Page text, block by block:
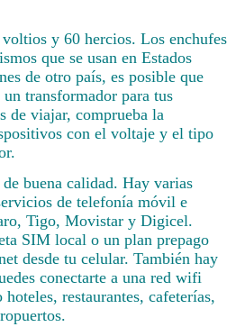
voltios y 60 hercios. Los enchufes
que se usan en Estados
de otro país, es posible que
transformador para tus
de viajar, comprueba la
con el voltaje y el tipo
buena calidad. Hay varias
de telefonía móvil e
Tigo, Movistar y Digicel.
SIM local o un plan prepago
desde tu celular. También hay
conectarte a una red wifi
restaurantes, cafeterías,